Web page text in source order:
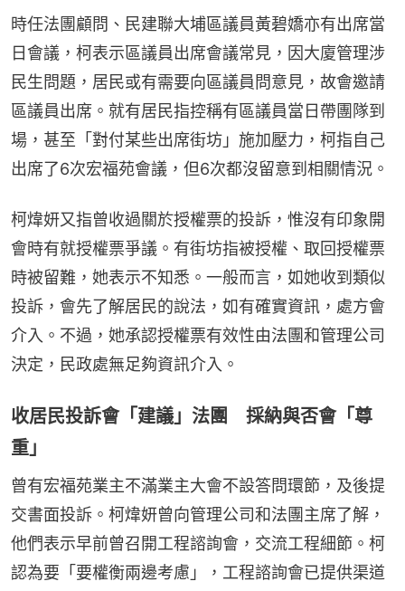
時任法團顧問、民建聯大埔區議員黃碧嬌亦有出席當
日會議，柯表示區議員出席會議常見，因大廈管理涉
民生問題，居民或有需要向區議員問意見，故會邀請
區議員出席。就有居民指控稱有區議員當日帶團隊到
場，甚至「對付某些出席街坊」施加壓力，柯指自己
出席了6次宏福苑會議，但6次都沒留意到相關情況。
柯煒妍又指曾收過關於授權票的投訴，惟沒有印象開
會時有就授權票爭議。有街坊指被授權、取回授權票
時被留難，她表示不知悉。一般而言，如她收到類似
投訴，會先了解居民的說法，如有確實資訊，處方會
介入。不過，她承認授權票有效性由法團和管理公司
決定，民政處無足夠資訊介入。
收居民投訴會「建議」法團 採納與否會「尊
重」
曾有宏福苑業主不滿業主大會不設答問環節，及後提
交書面投訴。柯煒妍曾向管理公司和法團主席了解，
他們表示早前曾召開工程諮詢會，交流工程細節。柯
認為要「要權衡兩邊考慮」，工程諮詢會已提供渠道